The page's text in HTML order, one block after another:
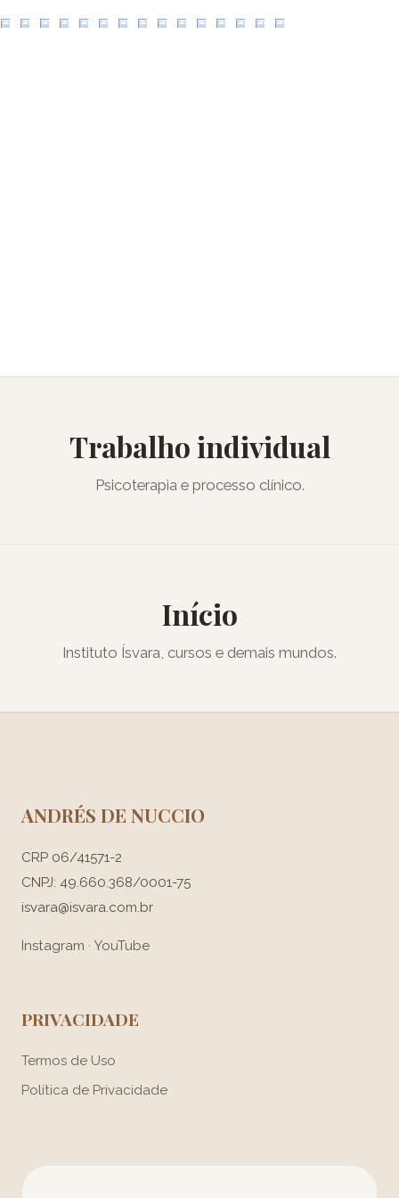
Trabalho individual
Psicoterapia e processo clínico.
Início
Instituto Ísvara, cursos e demais mundos.
ANDRÉS DE NUCCIO
CRP 06/41571-2
CNPJ: 49.660.368/0001-75
isvara@isvara.com.br
Instagram · YouTube
PRIVACIDADE
Termos de Uso
Política de Privacidade